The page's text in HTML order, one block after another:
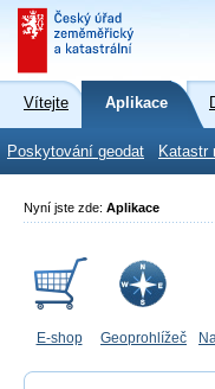
Vítejte Aplikace
Poskytování geodat Katastr
Nyní jste zde: Aplikace
E-shop Geoprohlížeč